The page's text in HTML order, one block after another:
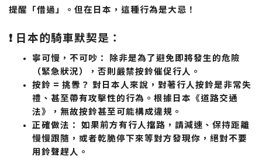
提醒「借過」。 但在日本，這種行為是大忌！
❗ 日本的騎車默契是：
寧可慢，不可吵： 除非是為了避免即將發生的危險
（緊急狀況），否則嚴禁按鈴催促行人 。
按鈴 = 挑釁？ 對日本人來說，對著行人按鈴是非常失
禮、甚至帶有攻擊性的行為。根據日本《道路交通
法》，無故按鈴甚至可能構成違規。
正確做法： 如果前方有行人擋路，請減速、保持距離
慢慢跟隨 ，或者乾脆停下來等對方發現你，絕對不要
用鈴聲趕人。